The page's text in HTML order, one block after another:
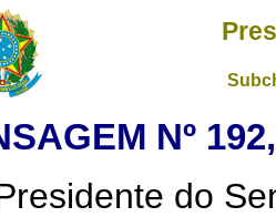
Nº
do